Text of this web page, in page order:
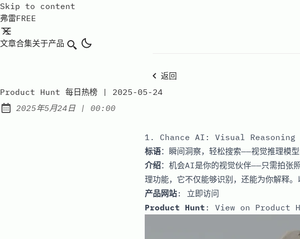
Skip to content
弗雷FREE
文章合集关于产品 搜索
返回
Product Hunt 每日热榜 | 2025-05-24
Published:
2025年5月24日| at
00:00
1. Chance AI: Visual Reasoning
标语：瞬间洞察，轻松搜索——视觉推理模
介绍：机会AI是你的视觉伙伴——只需拍张
理功能，它不仅能够识别，还能为你解释
产品网站: 立即访问
Product Hunt : View on Product